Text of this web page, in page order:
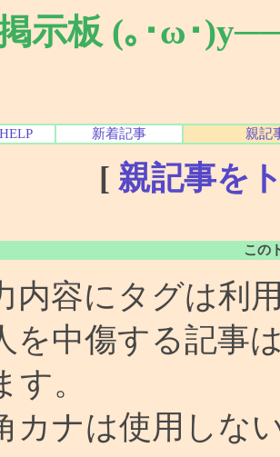
示板 (｡･ω･
HELP 新着記事 親記
[ 親記事を
この
内容にタグは利
を中傷する記事
す。
カナは使用しな